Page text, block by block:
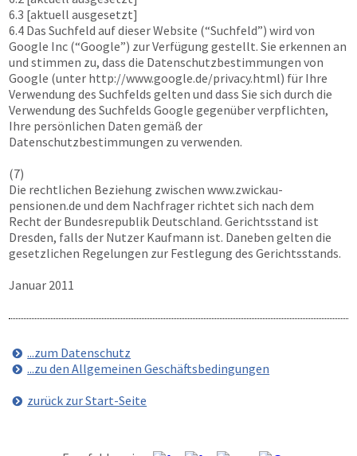
6.3 [aktuell ausgesetzt]
6.4 Das Suchfeld auf dieser Website (“Suchfeld”) wird von
Google Inc (“Google”) zur Verfügung gestellt. Sie erkennen an
und stimmen zu, dass die Datenschutzbestimmungen von
Google (unter http://www.google.de/privacy.html) für Ihre
Verwendung des Suchfelds gelten und dass Sie sich durch die
Verwendung des Suchfelds Google gegenüber verpflichten,
Ihre persönlichen Daten gemäß der
Datenschutzbestimmungen zu verwenden.
(7)
Die rechtlichen Beziehung zwischen www.zwickau-
pensionen.de und dem Nachfrager richtet sich nach dem
Recht der Bundesrepublik Deutschland. Gerichtsstand ist
Dresden, falls der Nutzer Kaufmann ist. Daneben gelten die
gesetzlichen Regelungen zur Festlegung des Gerichtsstands.
Januar 2011
...zum Datenschutz
...zu den Allgemeinen Geschäftsbedingungen
zurück zur Start-Seite